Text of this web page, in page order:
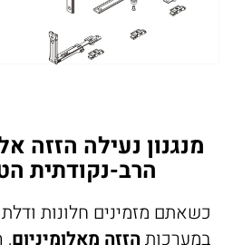
מנגנון נעילה הזזה
הרב-נקודתית
כשאתם מזמינים חלונות
במערכותהזזה מאלומיניום,